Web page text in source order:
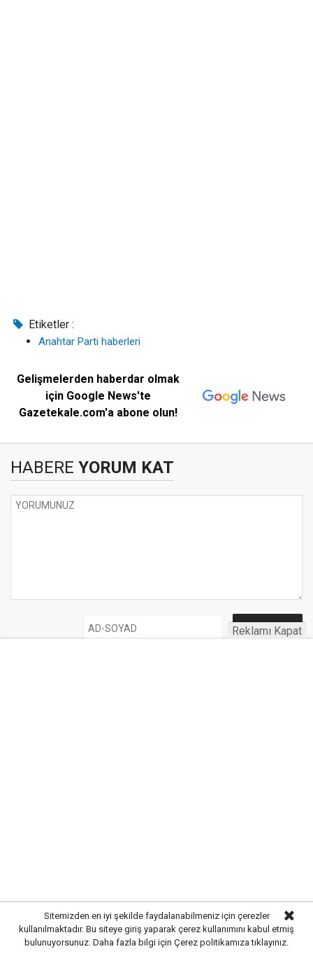
Etiketler :
Anahtar Parti haberleri
Gelişmelerden haberdar olmak
için Google News'te
Gazetekale.com'a abone olun!
HABERE YORUM KAT
Sitemizden en iyi şekilde faydalanabilmeniz için çerezler
kullanılmaktadır. Bu siteye giriş yaparak çerez kullanımını kabul etmiş
bulunuyorsunuz. Daha fazla bilgi için Çerez politikamıza tıklayınız.
Reklamı Kapat